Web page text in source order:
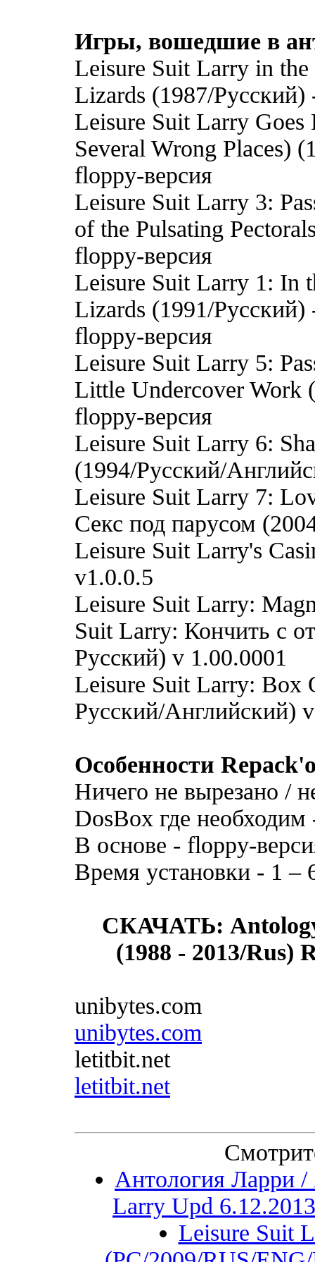
Игры, вошедшие в
Leisure Suit Larry in
Lizards (1987/Русский)
Leisure Suit Larry
Several Wrong Places)
floppy-версия
Leisure Suit Larry 3:
of the Pulsating
floppy-версия
Leisure Suit Larry 1: In
Lizards (1991/Русский)
floppy-версия
Leisure Suit Larry 5:
Little Undercover Work
floppy-версия
Leisure Suit Larry 6:
(1994/Русский/
Leisure Suit Larry 7:
Секс под парусом
Leisure Suit Larry's
v1.0.0.5
Leisure Suit Larry:
Suit Larry: Кончить с
Русский) v 1.00.0001
Leisure Suit Larry: Box
Русский/Английский)
Особенности
Ничего не вырезано /
DosBox где необходим
В основе - floppy-
Время установки - 1 –
СКАЧАТЬ:
(1988 - 2013/Rus)
unibytes.com
unibytes.com
letitbit.net
letitbit.net
Антология Ларри
Larry Upd
Leisure Suit